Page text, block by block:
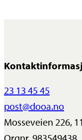
23 13 45 45
post@dooa.no
Mosseveien 226,